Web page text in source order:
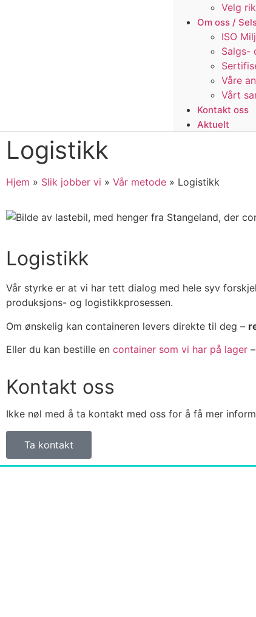
Velg
Om oss /
ISO
Salgs-
Våre
Vårt
Kontakt oss
Aktuelt
Logistikk
Hjem » Slik jobber vi » Vår metode » Logistikk
Logistikk
Vår styrke er at vi har tett dialog med hele syv
produksjons- og logistikkprosessen.
Om ønskelig kan containeren levers direkte til deg –
Eller du kan bestille en container som vi har på lager
Kontakt oss
Ikke nøl med å ta kontakt med oss for å få mer
Ta kontakt